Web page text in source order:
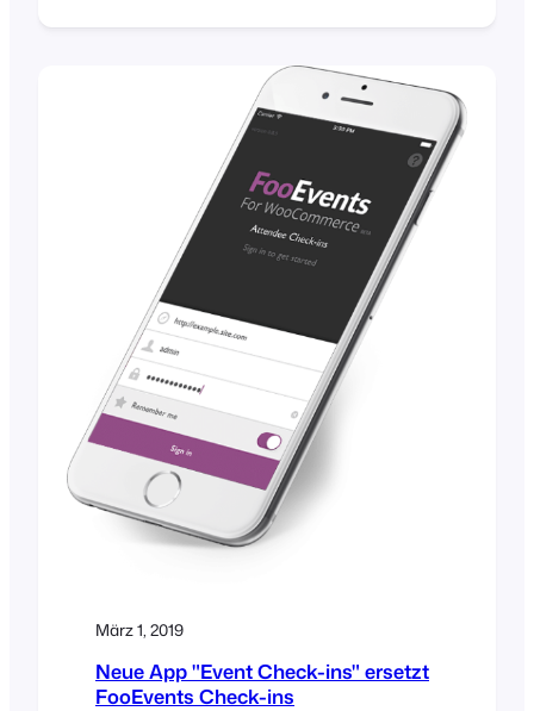
to do the same with PDF tickets! Read on
to find out how you can take advantage of
März 1, 2019
Neue App "Event Check-ins" ersetzt
FooEvents Check-ins